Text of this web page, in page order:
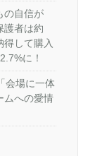
の自信が
護者は約
して購入
に！
会場に一体
ムへの愛情